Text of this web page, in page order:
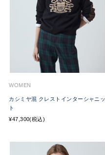
WOMEN
カシミヤ混 クレストインターシャニッ
ト
¥47,300(税込)